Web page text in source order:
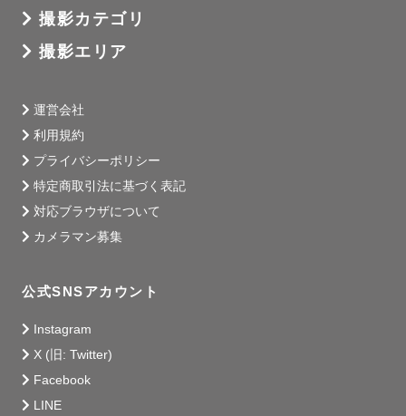
撮影カテゴリ
撮影エリア
運営会社
利用規約
プライバシーポリシー
特定商取引法に基づく表記
対応ブラウザについて
カメラマン募集
公式SNSアカウント
Instagram
X (旧: Twitter)
Facebook
LINE